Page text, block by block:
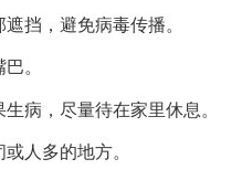
挡，避免病毒传播。
。
病，尽量待在家里休息。
人多的地方。